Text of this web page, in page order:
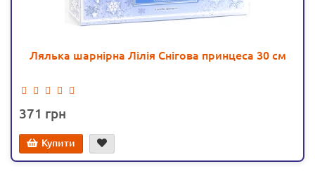
Лялька шарнірна Лілія Снігова принцеса 30 см
371
Купити